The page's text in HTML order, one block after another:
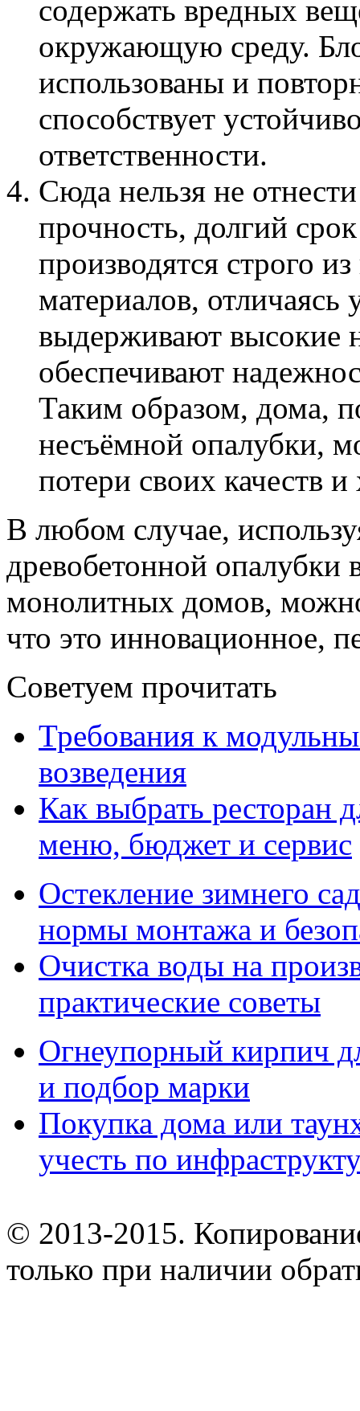
содержать вредных
окружающую среду.
использованы и
способствует
ответственности.
Сюда нельзя не
прочность, долгий
производятся строго
материалов,
выдерживают высокие
обеспечивают
Таким образом, дома,
несъёмной опалубки,
потери своих качеств и
В любом случае,
древобетонной опалубки
монолитных домов,
что это инновационное,
Советуем прочитать
Требования к
возведения
Как выбрать ресторан
меню, бюджет и сервис
Остекление зимнего
нормы монтажа и
Очистка воды на
практические советы
Огнеупорный кирпич
и подбор марки
Покупка дома или
учесть по
© 2013-2015.
только при наличии